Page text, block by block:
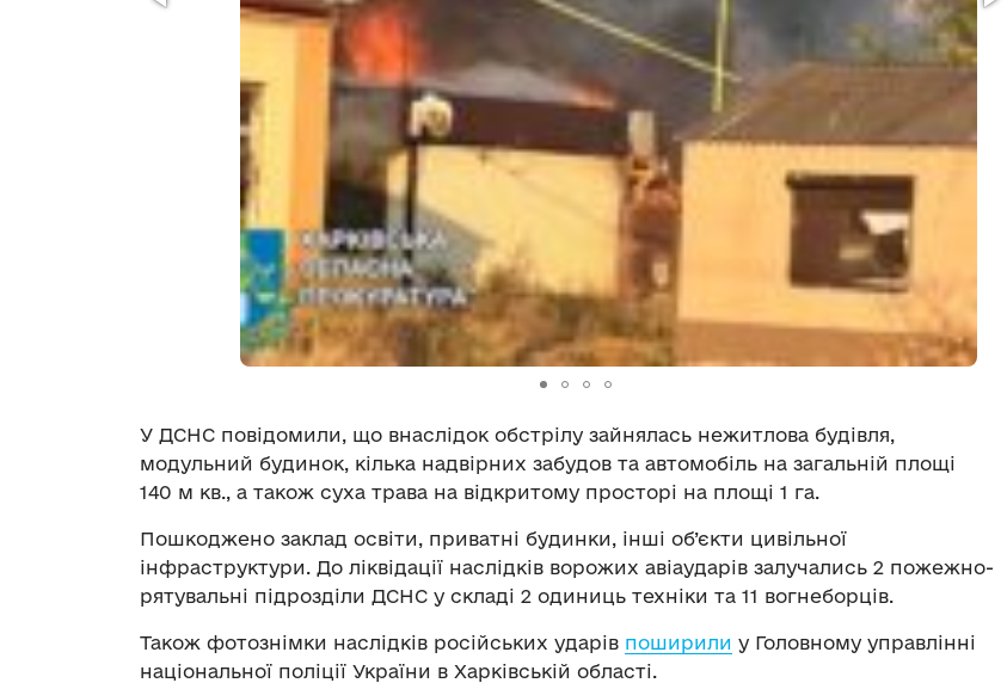
У ДСНС повідомили, що внаслідок обстрілу зайнялась нежитлова будівля,
модульний будинок, кілька надвірних забудов та автомобіль на загальній площі
140 м кв., а також суха трава на відкритому просторі на площі 1 га.
Пошкоджено заклад освіти, приватні будинки, інші об’єкти цивільної
інфраструктури. До ліквідації наслідків ворожих авіаударів залучались 2 пожежно-
рятувальні підрозділи ДСНС у складі 2 одиниць техніки та 11 вогнеборців.
Також фотознімки наслідків російських ударів поширили у Головному управлінні
національної поліції України в Харківській області.